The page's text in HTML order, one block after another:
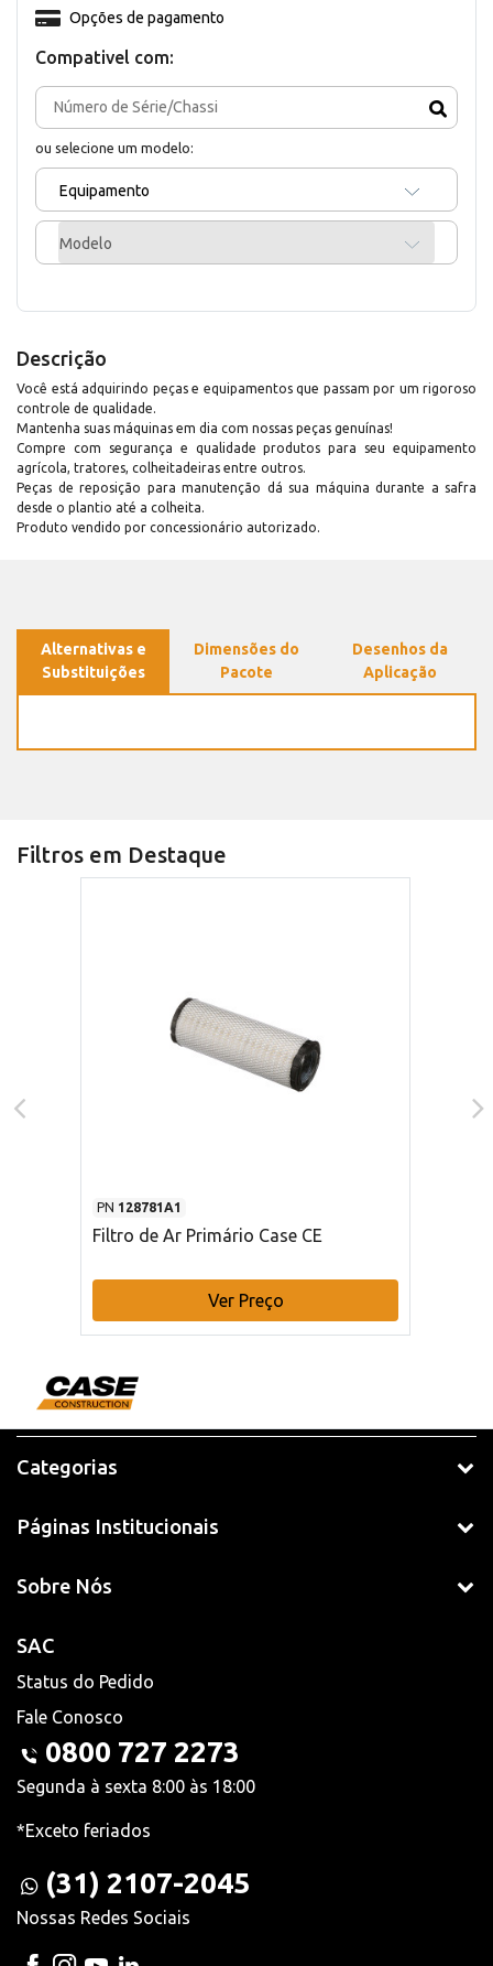
Compativel com:
ou selecione um modelo:
Equipamento
Modelo
Opções de pagamento
Descrição
Você está adquirindo peças e equipamentos que passam por um rigoroso
controle de qualidade.
Mantenha suas máquinas em dia com nossas peças genuínas!
Compre com segurança e qualidade produtos para seu equipamento
agrícola, tratores, colheitadeiras entre outros.
Peças de reposição para manutenção dá sua máquina durante a safra
desde o plantio até a colheita.
Produto vendido por concessionário autorizado.
Alternativas e
Substituições
Dimensões do
Pacote
Desenhos da
Aplicação
Filtros em Destaque
PN 128781A1
Filtro de Ar Primário Case CE
Ver Preço
Categorias
Páginas Institucionais
Sobre Nós
SAC
Status do Pedido
Fale Conosco
0800 727 2273
Segunda à sexta 8:00 às 18:00
*Exceto feriados
(31) 2107-2045
Nossas Redes Sociais